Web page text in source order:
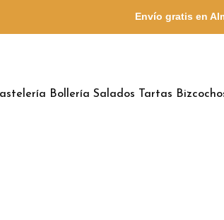
Envío gratis en
Bollería Salados Tartas